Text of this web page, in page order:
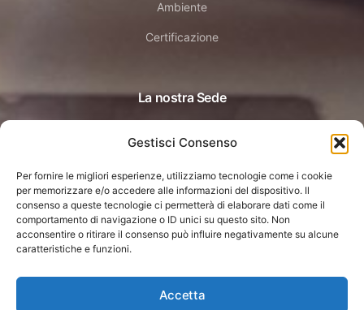
Gestisci Consenso
Per fornire le migliori esperienze, utilizziamo tecnologie come i cookie
per memorizzare e/o accedere alle informazioni del dispositivo. Il
consenso a queste tecnologie ci permetterà di elaborare dati come il
comportamento di navigazione o ID unici su questo sito. Non
acconsentire o ritirare il consenso può influire negativamente su alcune
caratteristiche e funzioni.
Accetta
Ambiente
Certificazione
La nostra Sede
Dossobuono (Verona)